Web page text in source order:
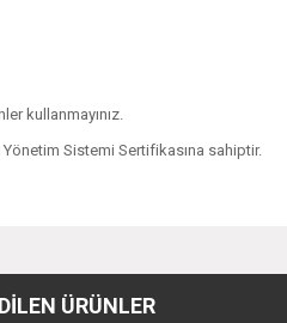
kullanmayınız.
Yönetim Sistemi Sertifikasına sahiptir.
ÜRÜNLER